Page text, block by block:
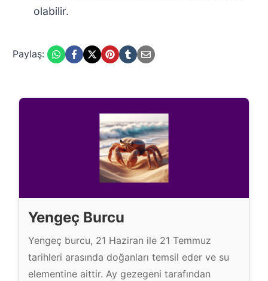
olabilir.
Paylaş:
Yengeç Burcu
Yengeç burcu, 21 Haziran ile 21 Temmuz
tarihleri arasında doğanları temsil eder ve su
elementine aittir. Ay gezegeni tarafından